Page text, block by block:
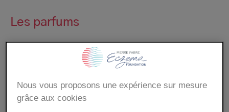
Les parfums
L’utilisation de parfums et de produits parfumés n’est
pas recommandée chez les patients atopiques, tout
les eaux de parfum maintenant commercialisées pour
les bébés.
Nous vous proposons une expérience sur mesure
grâce aux cookies